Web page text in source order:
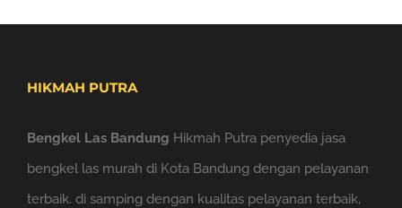
HIKMAH PUTRA
Bengkel Las Bandung Hikmah Putra penyedia jasa
bengkel las murah di Kota Bandung dengan pelayanan
terbaik. di samping dengan kualitas pelayanan terbaik,